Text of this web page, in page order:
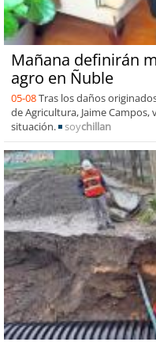
Mañana definirán
agro en Ñuble
05-08Tras los daños
de Agricultura, Jaime
situación.
soychillan